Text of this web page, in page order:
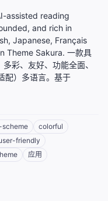
assisted reading
and rich in
Japanese, Français
Theme Sakura. 一款具
彩、友好、功能全面、
配）多语言。基于
colorful
friendly
应用